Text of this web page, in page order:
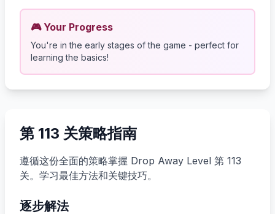
🎮 Your Progress
You're in the early stages of the game - perfect for
learning the basics!
第 113 关策略指南
遵循这份全面的策略掌握 Drop Away Level 第 113
关。学习最佳方法和关键技巧。
逐步解法